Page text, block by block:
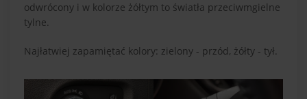
odwrócony i w kolorze żółtym to światła przeciwmgielne
tylne.
Najłatwiej zapamiętać kolory: zielony - przód, żółty - tył.